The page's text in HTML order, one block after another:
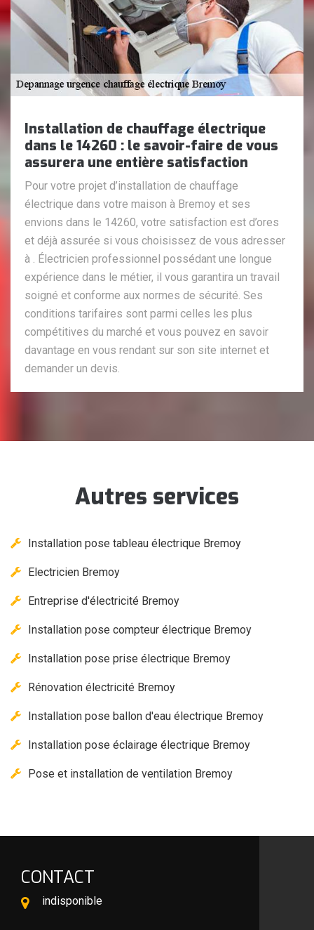
Installation de chauffage électrique
dans le 14260 : le savoir-faire de vous
assurera une entière satisfaction
Pour votre projet d’installation de chauffage
électrique dans votre maison à Bremoy et ses
envions dans le 14260, votre satisfaction est d’ores
et déjà assurée si vous choisissez de vous adresser
à . Électricien professionnel possédant une longue
expérience dans le métier, il vous garantira un travail
soigné et conforme aux normes de sécurité. Ses
conditions tarifaires sont parmi celles les plus
compétitives du marché et vous pouvez en savoir
davantage en vous rendant sur son site internet et
demander un devis.
Autres services
Installation pose tableau électrique Bremoy
Electricien Bremoy
Entreprise d'électricité Bremoy
Installation pose compteur électrique Bremoy
Installation pose prise électrique Bremoy
Rénovation électricité Bremoy
Installation pose ballon d'eau électrique Bremoy
Installation pose éclairage électrique Bremoy
Pose et installation de ventilation Bremoy
CONTACT
indisponible